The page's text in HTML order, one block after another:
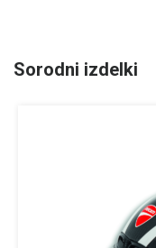
Sorodni izdelki